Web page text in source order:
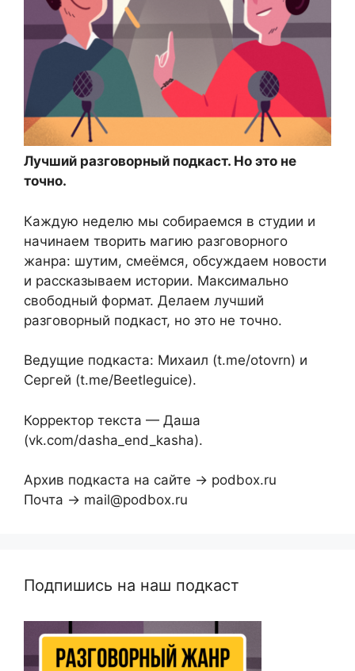
Лучший разговорный подкаст. Но это не
точно.
Каждую неделю мы собираемся в студии и
начинаем творить магию разговорного
жанра: шутим, смеёмся, обсуждаем новости
и рассказываем истории. Максимально
свободный формат. Делаем лучший
разговорный подкаст, но это не точно.
Ведущие подкаста: Михаил (t.me/otovrn) и
Сергей (t.me/Beetleguice).
Корректор текста — Даша
(vk.com/dasha_end_kasha).
Архив подкаста на сайте → podbox.ru
Почта → mail@podbox.ru
Подпишись на наш подкаст